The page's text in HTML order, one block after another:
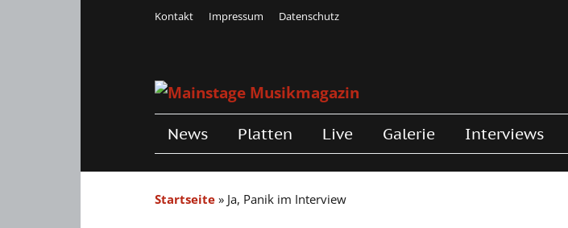
Kontakt Impressum Datenschutz
News Platten Live Galerie Interviews
Startseite » Ja, Panik im Interview